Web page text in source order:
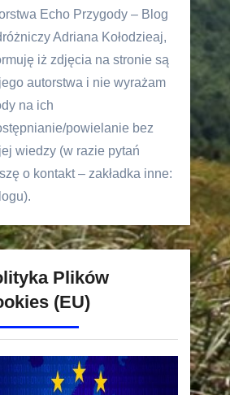
Echo Przygody – Blog
Adriana Kołodzieaj,
iż zdjęcia na stronie są
autorstwa i nie wyrażam
na ich
powielanie bez
wiedzy (w razie pytań
o kontakt – zakładka inne:
Plików
(EU)